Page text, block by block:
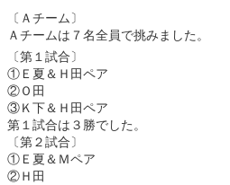
〔Ａチーム〕
Ａチームは７名全員で挑みました。
〔第１試合〕
①Ｅ夏＆Ｈ田ペア
②Ｏ田
③Ｋ下＆Ｈ田ペア
第１試合は３勝でした。
〔第２試合〕
①Ｅ夏＆Ｍペア
②Ｈ田